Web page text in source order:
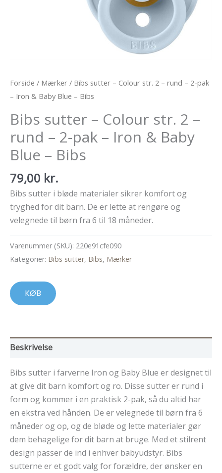
Forside / Mærker / Bibs sutter – Colour str. 2 – rund – 2-pak
– Iron & Baby Blue – Bibs
Bibs sutter – Colour str. 2 –
rund – 2-pak – Iron & Baby
Blue – Bibs
79,00 kr.
Bibs sutter i bløde materialer sikrer komfort og
tryghed for dit barn. De er lette at rengøre og
velegnede til børn fra 6 til 18 måneder.
Varenummer (SKU): 220e91cfe090
Kategorier: Bibs sutter, Bibs, Mærker
KØB
Beskrivelse
Bibs sutter i farverne Iron og Baby Blue er designet til
at give dit barn komfort og ro. Disse sutter er rund i
form og kommer i en praktisk 2-pak, så du altid har
en ekstra ved hånden. De er velegnede til børn fra 6
måneder og op, og de bløde og lette materialer gør
dem behagelige for dit barn at bruge. Med et stilrent
design passer de ind i enhver babyudstyr. Bibs
sutterne er et godt valg for forældre, der ønsker en